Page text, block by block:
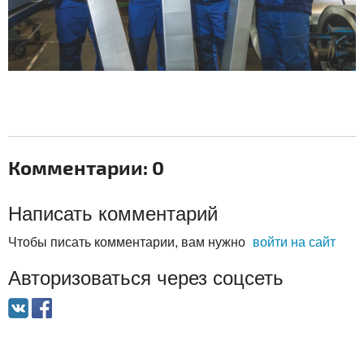
Комментарии: 0
Написать комментарий
Чтобы писать комментарии, вам нужно войти на сайт
Авторизоваться через соцсеть